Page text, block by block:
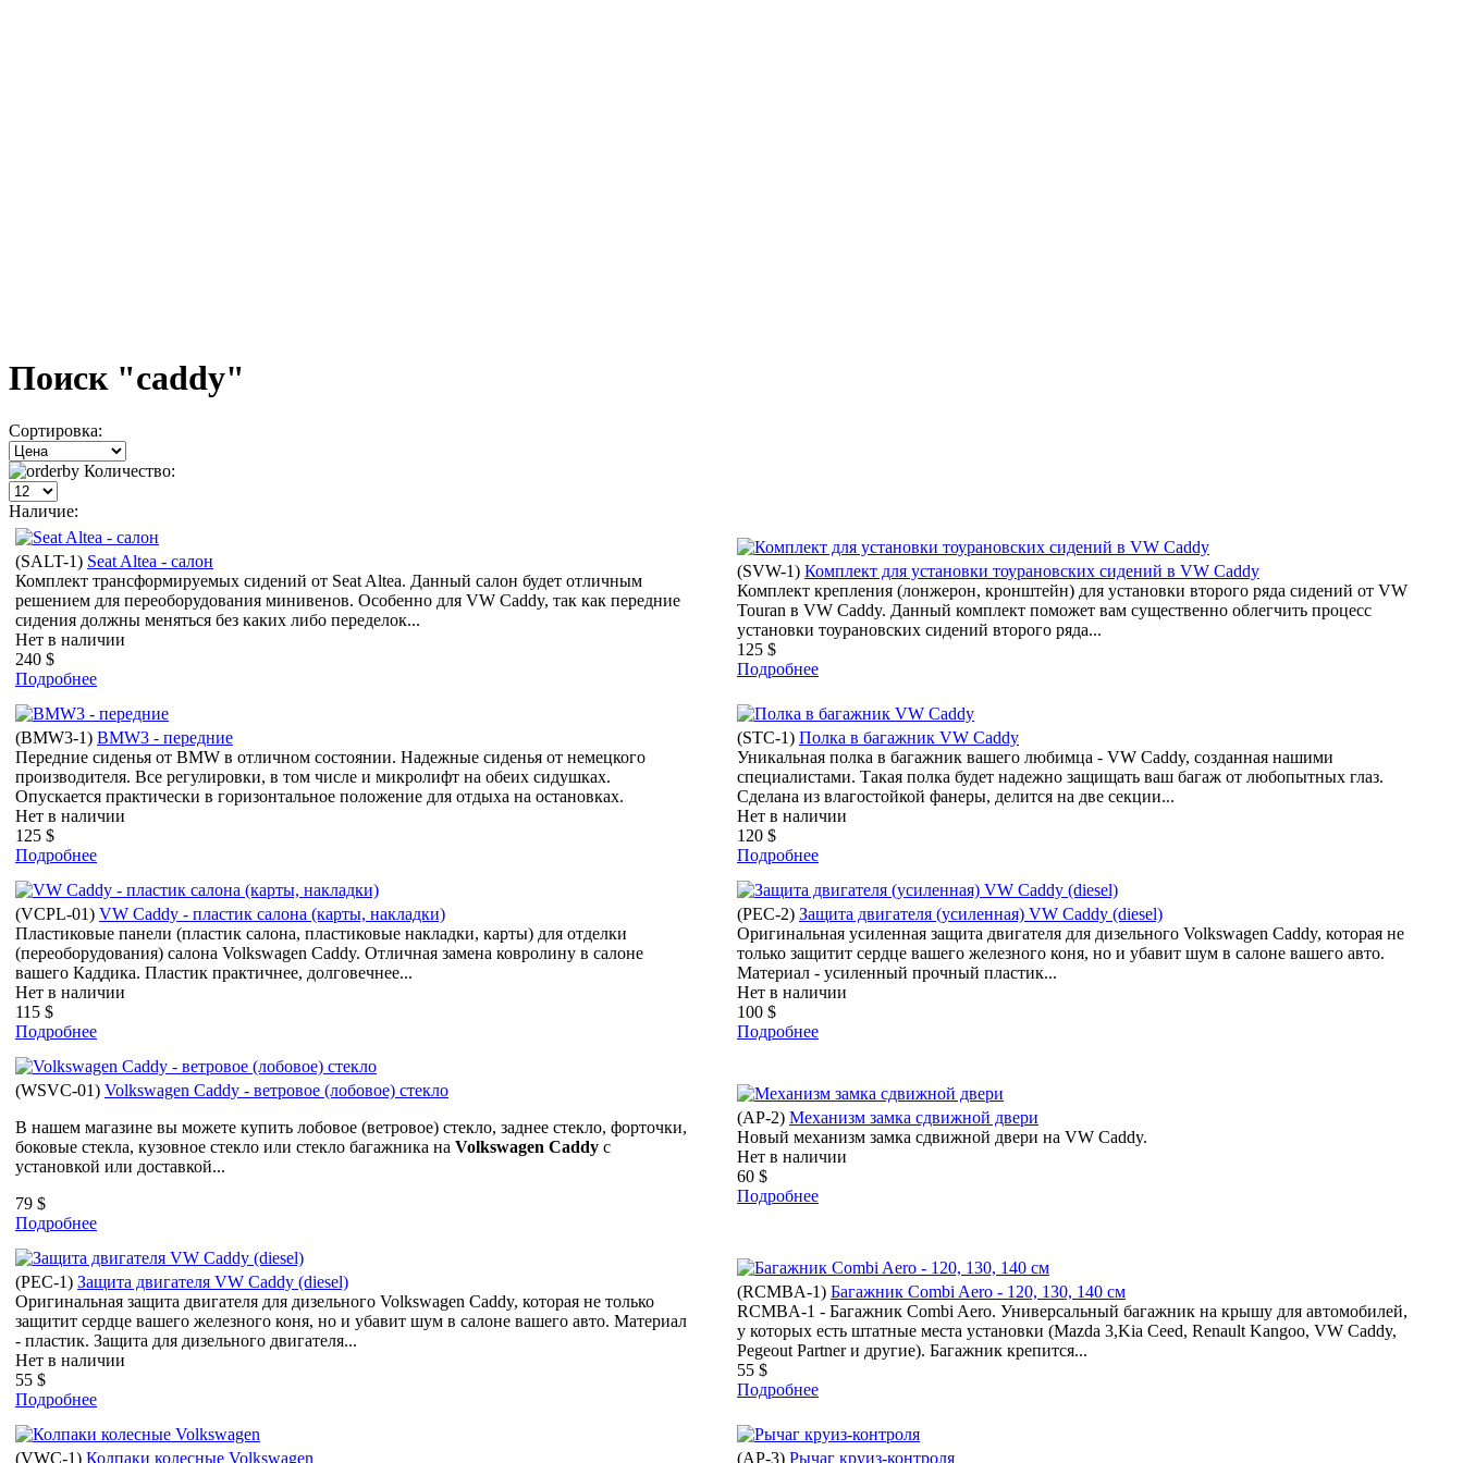
Поиск "caddy"
Сортировка:
Количество:
Наличие:
(SALT-1) Seat Altea - салон
Комплект трансформируемых сидений от Seat Altea. Данный салон будет отличным
решением для переоборудования минивенов. Особенно для VW Caddy, так как передние
сидения должны меняться без каких либо переделок...
Нет в наличии
240 $
Подробнее
(SVW-1) Комплект для установки тоурановских сидений в VW Caddy
Комплект крепления (лонжерон, кронштейн) для установки второго ряда сидений от VW
Touran в VW Caddy. Данный комплект поможет вам существенно облегчить процесс
установки тоурановских сидений второго ряда...
125 $
Подробнее
(BMW3-1) BMW3 - передние
Передние сиденья от BMW в отличном состоянии. Надежные сиденья от немецкого
производителя. Все регулировки, в том числе и микролифт на обеих сидушках.
Опускается практически в горизонтальное положение для отдыха на остановках.
Нет в наличии
125 $
Подробнее
(STC-1) Полка в багажник VW Caddy
Уникальная полка в багажник вашего любимца - VW Caddy, созданная нашими
специалистами. Такая полка будет надежно защищать ваш багаж от любопытных глаз.
Сделана из влагостойкой фанеры, делится на две секции...
Нет в наличии
120 $
Подробнее
(VCPL-01) VW Caddy - пластик салона (карты, накладки)
Пластиковые панели (пластик салона, пластиковые накладки, карты) для отделки
(переоборудования) салона Volkswagen Caddy. Отличная замена ковролину в салоне
вашего Каддика. Пластик практичнее, долговечнее...
Нет в наличии
115 $
Подробнее
(PEC-2) Защита двигателя (усиленная) VW Caddy (diesel)
Оригинальная усиленная защита двигателя для дизельного Volkswagen Caddy, которая не
только защитит сердце вашего железного коня, но и убавит шум в салоне вашего авто.
Материал - усиленный прочный пластик...
Нет в наличии
100 $
Подробнее
(WSVC-01) Volkswagen Caddy - ветровое (лобовое) стекло
В нашем магазине вы можете купить лобовое (ветровое) стекло, заднее стекло, форточки,
боковые стекла, кузовное стекло или стекло багажника на Volkswagen Caddy с
установкой или доставкой...
79 $
Подробнее
(AP-2) Механизм замка сдвижной двери
Новый механизм замка сдвижной двери на VW Caddy.
Нет в наличии
60 $
Подробнее
(PEC-1) Защита двигателя VW Caddy (diesel)
Оригинальная защита двигателя для дизельного Volkswagen Caddy, которая не только
защитит сердце вашего железного коня, но и убавит шум в салоне вашего авто. Материал
- пластик. Защита для дизельного двигателя...
Нет в наличии
55 $
Подробнее
(RCMBA-1) Багажник Combi Aero - 120, 130, 140 см
RCMBA-1 - Багажник Combi Aero. Универсальный багажник на крышу для автомобилей,
у которых есть штатные места установки (Mazda 3,Kia Ceed, Renault Kangoo, VW Caddy,
Pegeout Partner и другие). Багажник крепится...
55 $
Подробнее
(VWC-1) Колпаки колесные Volkswagen (AP-3) Рычаг круиз-контроля